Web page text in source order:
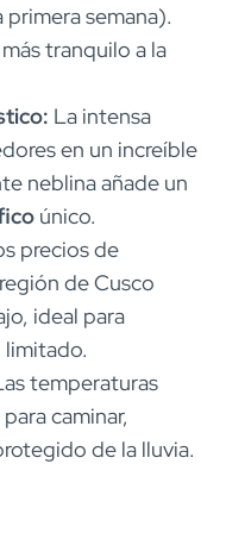
semana).
tranquilo a la
La intensa
en un increíble
neblina añade un
único.
precios de
de Cusco
ideal para
limitado.
temperaturas
caminar,
de la lluvia.